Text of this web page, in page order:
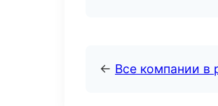
← Все компании в